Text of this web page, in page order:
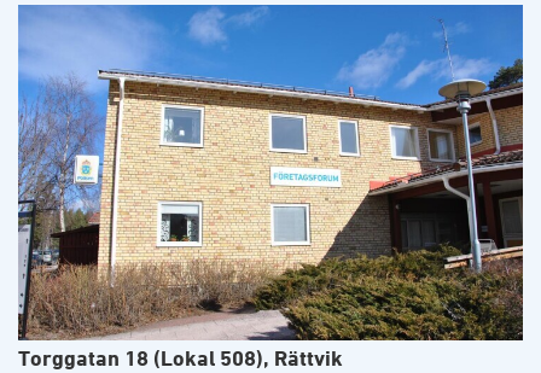
Torggatan 18 (Lokal 508), Rättvik